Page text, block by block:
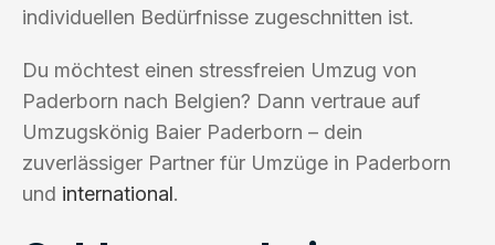
individuellen Bedürfnisse zugeschnitten ist.
Du möchtest einen stressfreien Umzug von
Paderborn nach Belgien? Dann vertraue auf
Umzugskönig Baier Paderborn – dein
zuverlässiger Partner für Umzüge in Paderborn
und international.